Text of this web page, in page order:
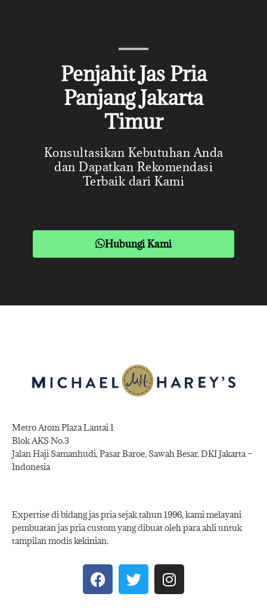
Penjahit Jas Pria
Panjang Jakarta
Timur
Konsultasikan Kebutuhan Anda
dan Dapatkan Rekomendasi
Terbaik dari Kami
Hubungi Kami
Metro Atom Plaza Lantai 1
Blok AKS No.3
Jalan Haji Samanhudi, Pasar Baroe, Sawah Besar, DKI Jakarta –
Indonesia
Expertise di bidang jas pria sejak tahun 1996, kami melayani
pembuatan jas pria custom yang dibuat oleh para ahli untuk
tampilan modis kekinian.